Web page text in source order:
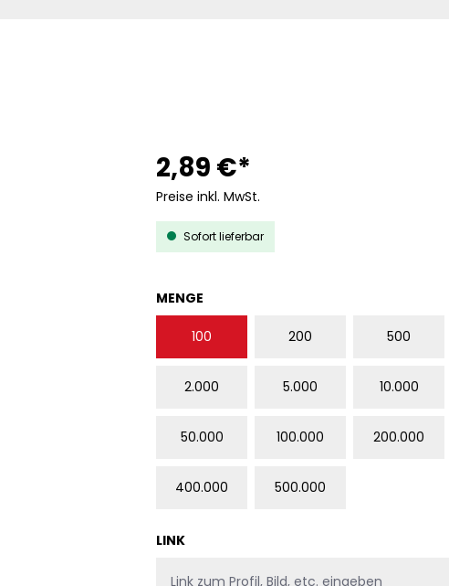
2,89 €*
Preise inkl. MwSt.
Sofort lieferbar
MENGE
100 200 500
2.000 5.000 10.000
50.000 100.000 200.000
400.000 500.000
LINK